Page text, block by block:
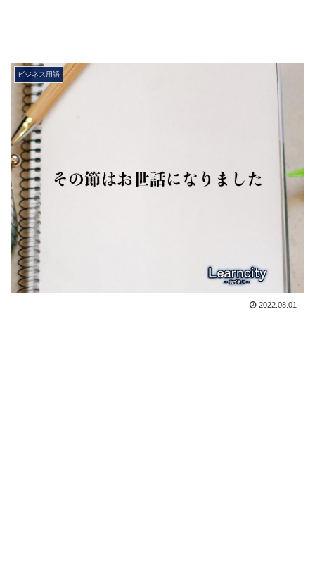
ビジネス用語
2022.08.01